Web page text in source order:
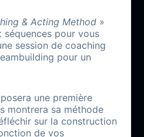
& Acting Method»
séquences pour vous
session de coaching
pour un
une première
montrera sa méthode
sur la construction
de vos